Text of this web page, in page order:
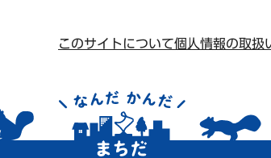
このサイトについて個人情報の取扱